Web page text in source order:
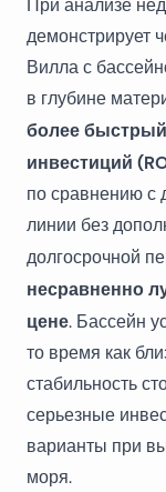
При анализе
демонстрирует
Вилла с
в глубине
более
инвестиций
по сравнению с
линии без
долгосрочной
несравненно
цене. Бассейн
то время как
стабильность
серьезные
варианты при
моря.